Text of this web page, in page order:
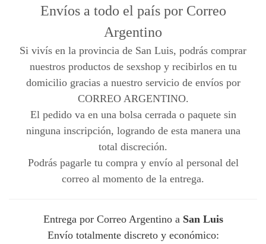
Envíos a todo el país por Correo
Argentino
Si vivís en la provincia de San Luis, podrás comprar
nuestros productos de sexshop y recibirlos en tu
domicilio gracias a nuestro servicio de envíos por
CORREO ARGENTINO.
El pedido va en una bolsa cerrada o paquete sin
ninguna inscripción, logrando de esta manera una
total discreción.
Podrás pagarle tu compra y envío al personal del
correo al momento de la entrega.
Entrega por Correo Argentino a San Luis
Envío totalmente discreto y económico: